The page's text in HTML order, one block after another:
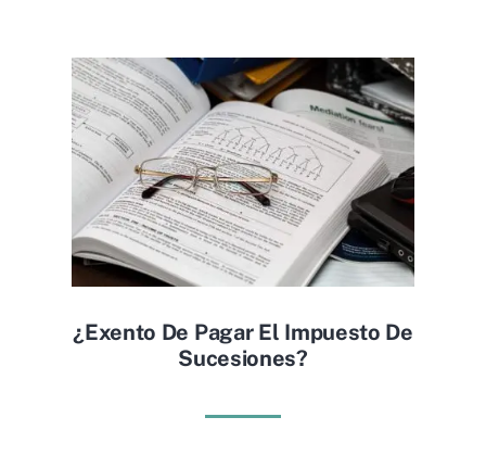
¿exento De Pagar El Impuesto De
Sucesiones?